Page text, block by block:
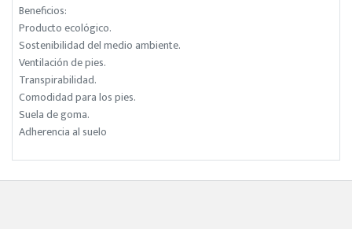
Beneficios:
Producto ecológico.
Sostenibilidad del medio ambiente.
Ventilación de pies.
Transpirabilidad.
Comodidad para los pies.
Suela de goma.
Adherencia al suelo